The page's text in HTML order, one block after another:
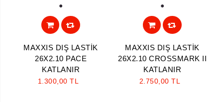
MAXXIS DIŞ LASTİK
26X2.10 PACE
KATLANIR
1.300,00 TL
MAXXIS DIŞ LASTİK
26X2.10 CROSSMARK II
KATLANIR
2.750,00 TL